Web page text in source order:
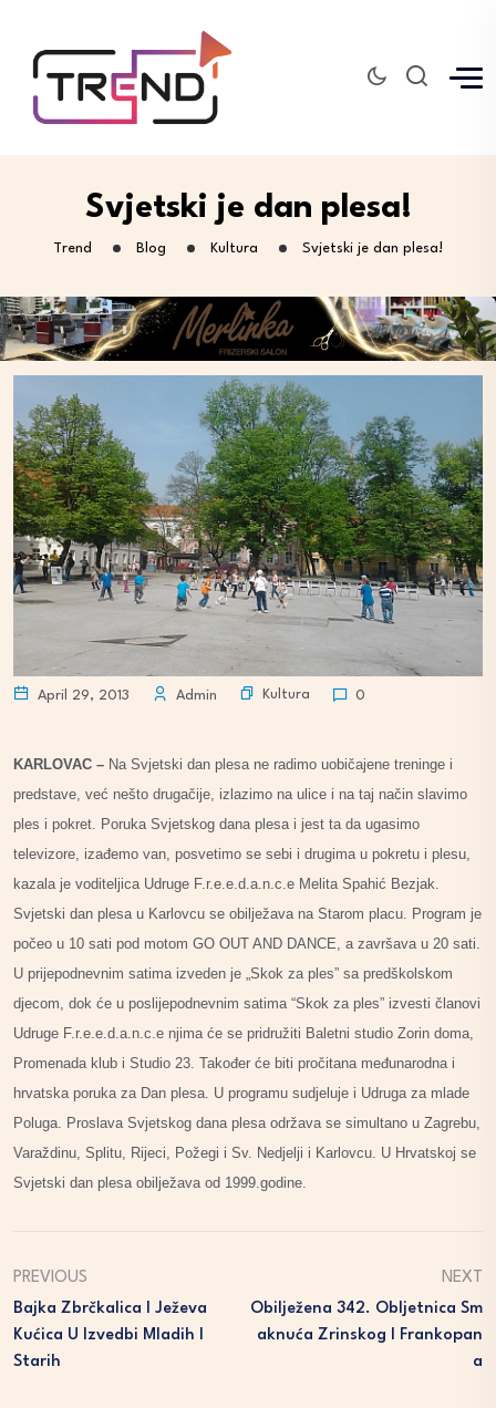
Svjetski je dan plesa!
Trend Blog Kultura Svjetski je dan plesa!
April 29, 2013 Admin Kultura 0
KARLOVAC – Na Svjetski dan plesa ne radimo uobičajene treninge i
predstave, već nešto drugačije, izlazimo na ulice i na taj način slavimo
ples i pokret. Poruka Svjetskog dana plesa i jest ta da ugasimo
televizore, izađemo van, posvetimo se sebi i drugima u pokretu i plesu,
kazala je voditeljica Udruge F.r.e.e.d.a.n.c.e Melita Spahić Bezjak.
Svjetski dan plesa u Karlovcu se obilježava na Starom placu. Program je
počeo u 10 sati pod motom GO OUT AND DANCE, a završava u 20 sati.
U prijepodnevnim satima izveden je „Skok za ples” sa predškolskom
djecom, dok će u poslijepodnevnim satima “Skok za ples” izvesti članovi
Udruge F.r.e.e.d.a.n.c.e njima će se pridružiti Baletni studio Zorin doma,
Promenada klub i Studio 23. Također će biti pročitana međunarodna i
hrvatska poruka za Dan plesa. U programu sudjeluje i Udruga za mlade
Poluga. Proslava Svjetskog dana plesa održava se simultano u Zagrebu,
Varaždinu, Splitu, Rijeci, Požegi i Sv. Nedjelji i Karlovcu. U Hrvatskoj se
Svjetski dan plesa obilježava od 1999.godine.
PREVIOUS
Bajka Zbrčkalica I Ježeva
Kućica U Izvedbi Mladih I
Starih
NEXT
Obilježena 342. Obljetnica Sm
Aknuća Zrinskog I Frankopan
A